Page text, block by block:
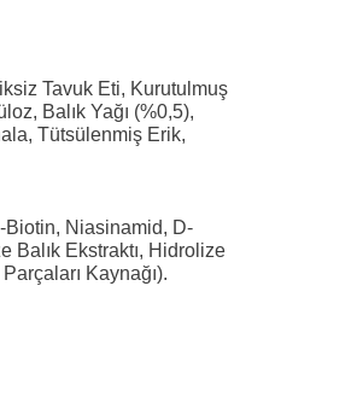
Tavuk Eti, Kurutulmuş
Balık Yağı (%0,5),
Tütsülenmiş Erik,
Biotin, Niasinamid, D-
Balık Ekstraktı, Hidrolize
Kaynağı).